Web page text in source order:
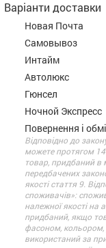
Варіанти доставки
Новая Почта
Самовывоз
Интайм
Автолюкс
Гюнсел
Ночной Экспресс
Повернення і
Відповідно до
можете протягом
товар, придбаний в
передбачених
якості стаття 9.
споживачів»:
належної якості на
придбаний, якщо
фасоном,
використаний за